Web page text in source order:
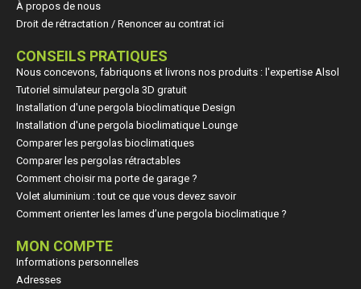
À propos de nous
Droit de rétractation / Renoncer au contrat ici
CONSEILS PRATIQUES
Nous concevons, fabriquons et livrons nos produits : l'expertise Alsol
Tutoriel simulateur pergola 3D gratuit
Installation d'une pergola bioclimatique Design
Installation d'une pergola bioclimatique Lounge
Comparer les pergolas bioclimatiques
Comparer les pergolas rétractables
Comment choisir ma porte de garage ?
Volet aluminium : tout ce que vous devez savoir
Comment orienter les lames d’une pergola bioclimatique ?
MON COMPTE
Informations personnelles
Adresses